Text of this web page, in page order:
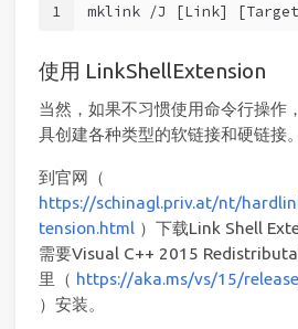
1 mklink /J [Link]
使用 LinkShellExtension
当然，如果不习惯使用命令行操作
具创建各种类型的软链接和硬链接。
到官网（
https://schinagl.priv.at/nt/
tension.html ）下载Link Shell
需要Visual C++ 2015
里（ https://aka.ms/vs/15/
）安装。